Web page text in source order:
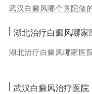
武汉白癜风哪个医院做
湖北治疗白癜风哪
湖北治疗白癜风哪家医
武汉白癜风治疗医